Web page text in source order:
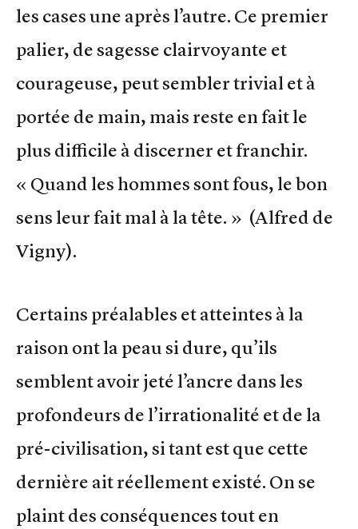
les cases une après l’autre. Ce premier
palier, de sagesse clairvoyante et
courageuse, peut sembler trivial et à
portée de main, mais reste en fait le
plus difficile à discerner et franchir.
« Quand les hommes sont fous, le bon
sens leur fait mal à la tête. » (Alfred de
Vigny).
Certains préalables et atteintes à la
raison ont la peau si dure, qu’ils
semblent avoir jeté l’ancre dans les
profondeurs de l’irrationalité et de la
pré-civilisation, si tant est que cette
dernière ait réellement existé. On se
plaint des conséquences tout en